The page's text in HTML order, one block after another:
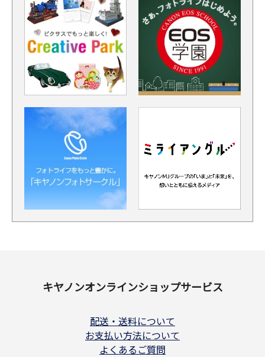
キヤノンオンラインショップサービス
配送・送料について
お支払い方法について
よくあるご質問